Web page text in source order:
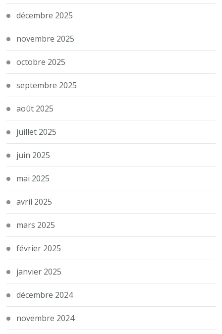
décembre 2025
novembre 2025
octobre 2025
septembre 2025
août 2025
juillet 2025
juin 2025
mai 2025
avril 2025
mars 2025
février 2025
janvier 2025
décembre 2024
novembre 2024